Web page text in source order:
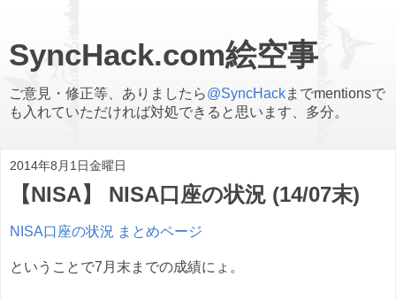
SyncHack.com絵空事
ご意見・修正等、ありましたら@SyncHackまでmentionsで
も入れていただければ対処できると思います、多分。
2014年8月1日金曜日
【NISA】 NISA口座の状況 (14/07末)
NISA口座の状況 まとめページ
ということで7月末までの成績にょ。